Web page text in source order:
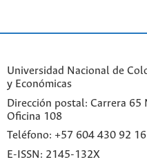
Universidad Nacional de
y Económicas
Dirección postal: Carrera
Oficina 108
Teléfono: +57 604 430 92 16
E-ISSN: 2145-132X